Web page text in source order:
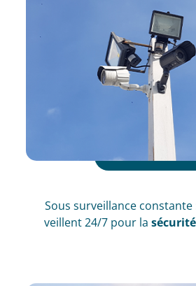
Sous surveillance constante
veillent 24/7 pour la